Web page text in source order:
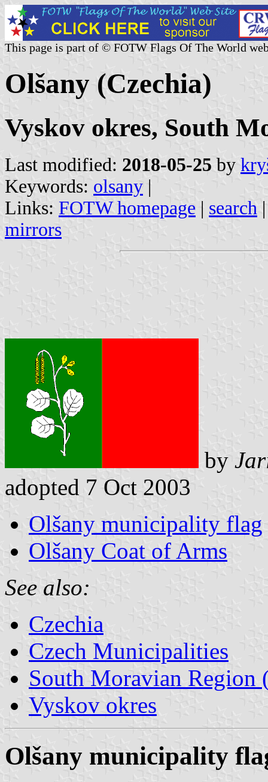
This page is part of © FOTW Flags Of The World
Olšany (Czechia)
Vyskov okres, South
Last modified: 2018-05-25 by
Keywords: olsany |
Links: FOTW homepage | search
mirrors
by
adopted 7 Oct 2003
Olšany municipality flag
Olšany Coat of Arms
See also:
Czechia
Czech Municipalities
South Moravian Region
Vyskov okres
Olšany municipality